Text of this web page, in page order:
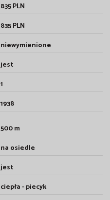
835 PLN
835 PLN
niewymienione
jest
1
1938
500 m
na osiedle
jest
ciepła - piecyk